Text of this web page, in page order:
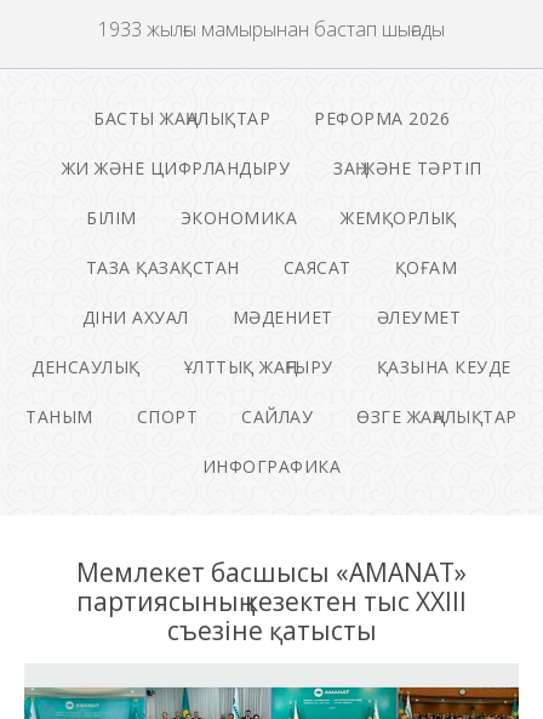
1933 жылғы мамырынан бастап шығады
БАСТЫ ЖАҢАЛЫҚТАР РЕФОРМА 2026
ЖИ ЖӘНЕ ЦИФРЛАНДЫРУ ЗАҢ ЖӘНЕ ТӘРТІП
БІЛІМ ЭКОНОМИКА ЖЕМҚОРЛЫҚ
ТАЗА ҚАЗАҚСТАН САЯСАТ ҚОҒАМ
ДІНИ АХУАЛ МӘДЕНИЕТ ӘЛЕУМЕТ
ДЕНСАУЛЫҚ ҰЛТТЫҚ ЖАҢҒЫРУ ҚАЗЫНА КЕУДЕ
ТАНЫМ СПОРТ САЙЛАУ ӨЗГЕ ЖАҢАЛЫҚТАР
ИНФОГРАФИКА
Мемлекет басшысы «AMANAT»
партиясының кезектен тыс XXIII
съезіне қатысты